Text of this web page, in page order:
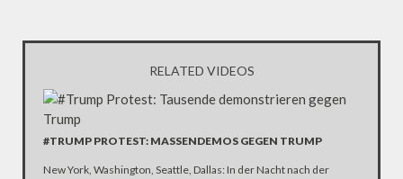
RELATED VIDEOS
#TRUMP PROTEST: MASSENDEMOS GEGEN TRUMP
New York, Washington, Seattle, Dallas: In der Nacht nach der